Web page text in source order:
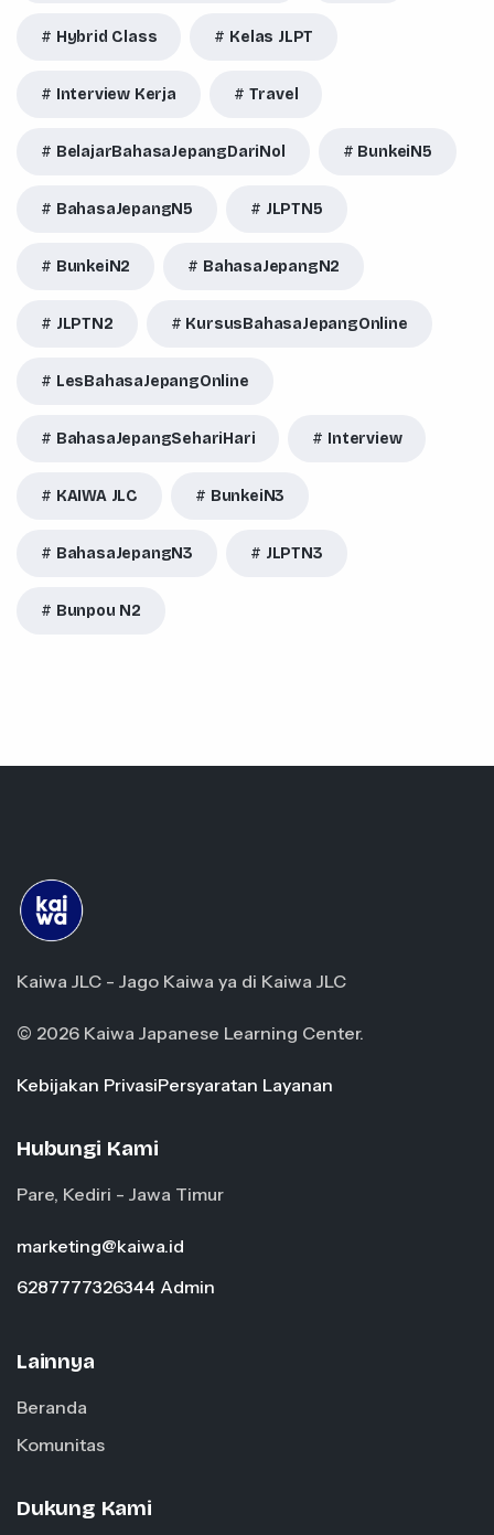
Hybrid Class Kelas JLPT
Interview Kerja Travel
BelajarBahasaJepangDariNol BunkeiN5
BahasaJepangN5 JLPTN5
BunkeiN2 BahasaJepangN2
JLPTN2 KursusBahasaJepangOnline
LesBahasaJepangOnline
BahasaJepangSehariHari Interview
KAIWA JLC BunkeiN3
BahasaJepangN3 JLPTN3
Bunpou N2
Kaiwa JLC - Jago Kaiwa ya di Kaiwa JLC
© 2026 Kaiwa Japanese Learning Center.
Kebijakan PrivasiPersyaratan Layanan
Hubungi Kami
Pare, Kediri - Jawa Timur
marketing@kaiwa.id
6287777326344 Admin
Lainnya
Beranda
Komunitas
Dukung Kami